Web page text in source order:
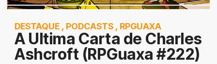
DESTAQUE , PODCASTS , RPGUAXA
A Ultima Carta de Charles
Ashcroft (RPGuaxa #222)